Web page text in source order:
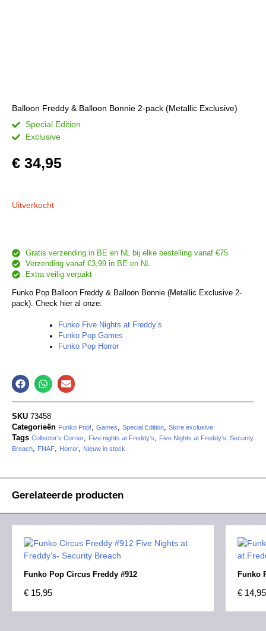
Balloon Freddy & Balloon Bonnie 2-pack (Metallic Exclusive)
Special Edition
Exclusive
€ 34,95
Uitverkocht
Gratis verzending in BE en NL bij elke bestelling vanaf €75
Verzending vanaf €3,99 in BE en NL
Extra veilig verpakt
Funko Pop Balloon Freddy & Balloon Bonnie (Metallic Exclusive 2-
pack). Check hier al onze:
Funko Five Nights at Freddy’s
Funko Pop Games
Funko Pop Horror
SKU 73458
Categorieën Funko Pop! Games Special Edition Store exclusive
Tags Collector's Corner Five nights at Freddy's
Five Nights at Freddy's: Security
Breach
FNAF Horror Nieuw in stock
Gerelateerde producten
Funko Pop Circus Freddy #912
€ 15,95
Funko
€ 14,95